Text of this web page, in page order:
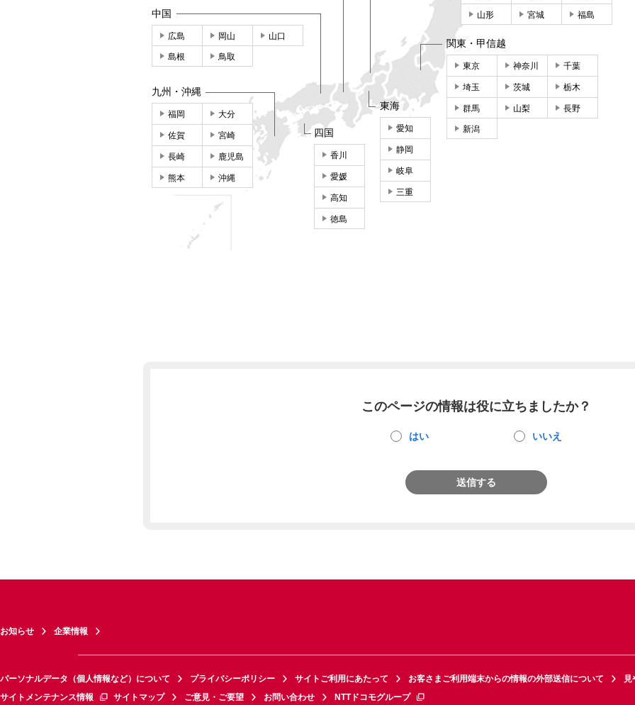
山形 宮城 福島
関東・甲信越
東京 神奈川 千葉
埼玉 茨城 栃木
群馬 山梨 長野
新潟
東海
愛知
静岡
岐阜
三重
中国
広島 岡山 山口
島根 鳥取
四国
香川
愛媛
高知
徳島
九州・沖縄
福岡 大分
佐賀 宮崎
長崎 鹿児島
熊本 沖縄
このページの情報は役に立ちましたか？
はい いいえ
送信する
お知らせ 企業情報
パーソナルデータ（個人情報など）について プライバシーポリシー サイトご利用にあたって お客さまご利用端末からの情報の外部送信について
見
サイトメンテナンス情報
サイトマップ ご意見・ご要望 お問い合わせ NTTドコモグループ